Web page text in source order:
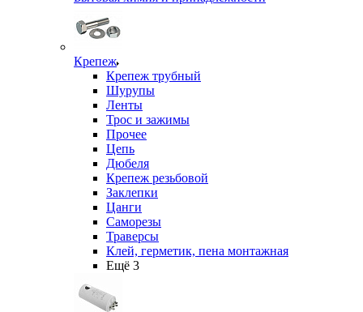
Крепеж
Крепеж трубный
Шурупы
Ленты
Трос и зажимы
Прочее
Цепь
Дюбеля
Крепеж резьбовой
Заклепки
Цанги
Саморезы
Траверсы
Клей, герметик, пена монтажная
Ещё 3